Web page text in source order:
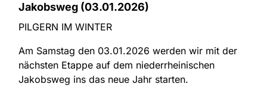
Jakobsweg (03.01.2026)
PILGERN IM WINTER
Am Samstag den 03.01.2026 werden wir mit der
nächsten Etappe auf dem niederrheinischen
Jakobsweg ins das neue Jahr starten.